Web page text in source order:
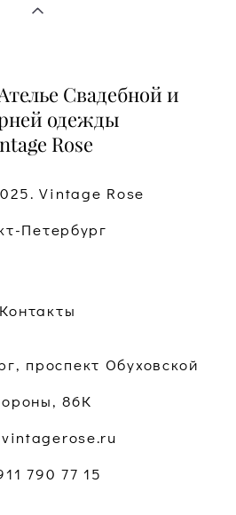
Свадебной и
одежды
Rose
Vintage Rose
Петербург
Контакты
проспект Обуховской
86К
790 77 15